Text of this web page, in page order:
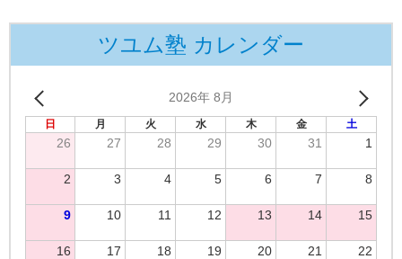
ツユム塾 カレンダー
2026年 8月
日 月 火 水 木 金 土
26 27 28 29 30 31 1
2 3 4 5 6 7 8
9 10 11 12 13 14 15
16 17 18 19 20 21 22